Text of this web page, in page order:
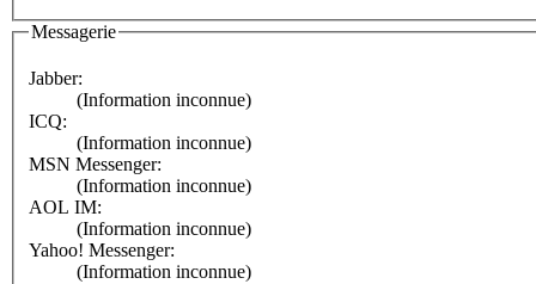
Messagerie
Jabber:
(Information inconnue)
ICQ:
(Information inconnue)
MSN Messenger:
(Information inconnue)
AOL IM:
(Information inconnue)
Yahoo! Messenger:
(Information inconnue)